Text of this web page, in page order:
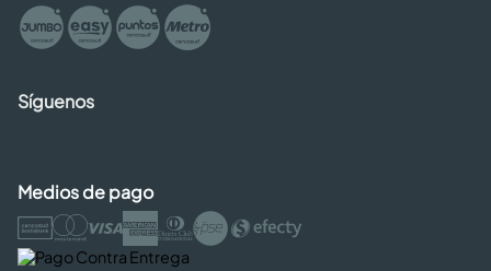
Síguenos
Medios de pago